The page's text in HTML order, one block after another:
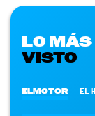
LO MÁS
VISTO
ELMOTOR EL